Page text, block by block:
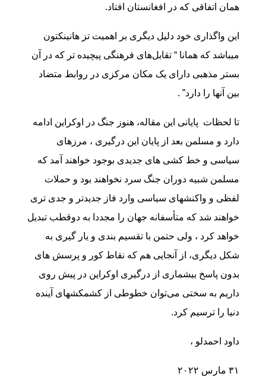
همان اتفاقی که در افغانستان افتاد.
این واگذاری خود دلیل دیگری بر اهمیت تز هانینکتون
میباشد که همانا “ تقابل‌های فرهنگی پیچیده تر که در آن
بستر مذهبی دارای یک مکان مرکزی در روابط متضاد
بین آنها را دارد” .
تا لحظات پایانی این مقاله، هنوز جنگ در اوکراین ادامه
دارد و مسلمن بعد از پایان این درگیری ، مرزهای
سیاسی و خط کشی های جدیدی بوجود خواهند آمد که
مسلمن شبیه دوران جنگ سرد نخواهند بود و حملات
لفظی و واکنشهای سیاسی وارد فاز جدیدتر و جدی تری
خواهند شد که متأسفانه جهان را مجددا به دوقطب تبدیل
خواهد کرد ، ولی حتمن با تقسیم بندی و یار گیری به
شکل دیگری، از آنجایی هم که نقاط کور و پرسش های
بدون پاسخ بیشماری از درگیری اوکراین در پیش روی
داریم به سختی می‌توان خطوطی از کشمکشهای آینده
دنیا را ترسیم کرد.
داود احمدلو ،
۳۱ مارس ۲۰۲۲